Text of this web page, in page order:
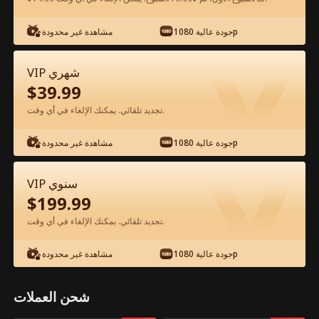
شاهد مجانًا في التطبيق
الحلقة 42 - أنا الوريث الحقيقي وعماتي لا
يستهان بهن الفيلم كامل
مشاهدة غير محدودة جودة عالية 1080p
VIP شهري
$39.99
تجديد تلقائي. يمكنك الإلغاء في أي وقت.
مشاهدة غير محدودة جودة عالية 1080p
VIP سنوي
$199.99
تجديد تلقائي. يمكنك الإلغاء في أي وقت.
مشاهدة غير محدودة جودة عالية 1080p
شحن العملات